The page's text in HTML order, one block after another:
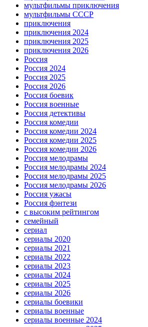
мультфильмы приключения
мультфильмы СССР
приключения
приключения 2024
приключения 2025
приключения 2026
Россия
Россия 2024
Россия 2025
Россия 2026
Россия боевик
Россия военные
Россия детективы
Россия комедии
Россия комедии 2024
Россия комедии 2025
Россия комедии 2026
Россия мелодрамы
Россия мелодрамы 2024
Россия мелодрамы 2025
Россия мелодрамы 2026
Россия ужасы
Россия фэнтези
с высоким рейтингом
семейный
сериал
сериалы 2020
сериалы 2021
сериалы 2022
сериалы 2023
сериалы 2024
сериалы 2025
сериалы 2026
сериалы боевики
сериалы военные
сериалы военные 2024